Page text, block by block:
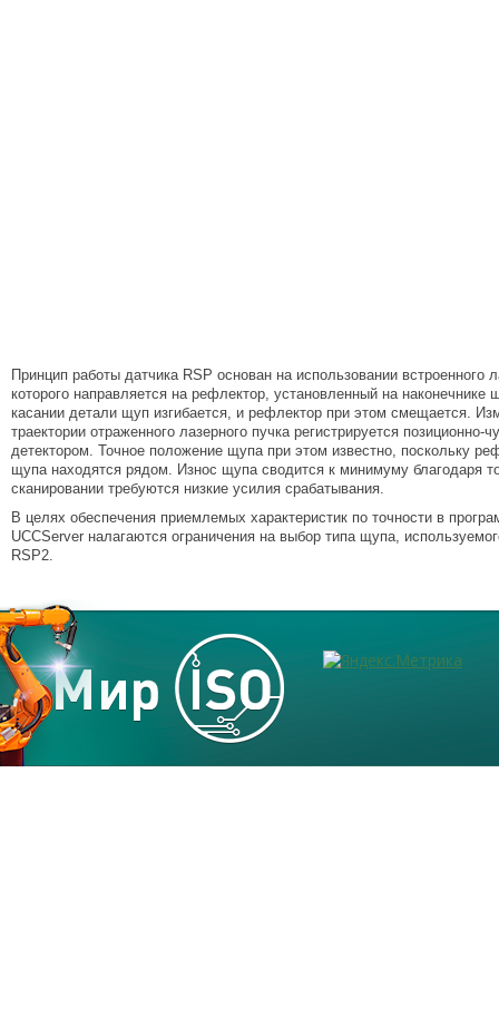
Принцип работы датчика RSP основан на использовании встроенного
которого направляется на рефлектор, установленный на наконечнике
касании детали щуп изгибается, и рефлектор при этом смещается.
траектории отраженного лазерного пучка регистрируется позиционно-
детектором. Точное положение щупа при этом известно, поскольку
щупа находятся рядом. Износ щупа сводится к минимуму благодаря
сканировании требуются низкие усилия срабатывания.
В целях обеспечения приемлемых характеристик по точности в
UCCServer налагаются ограничения на выбор типа щупа,
RSP2.